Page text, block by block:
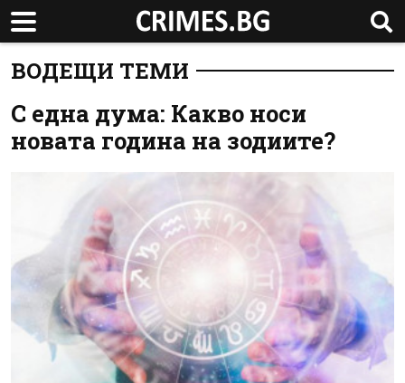
ВОДЕЩИ ТЕМИ
С една дума: Какво носи
новата година на зодиите?